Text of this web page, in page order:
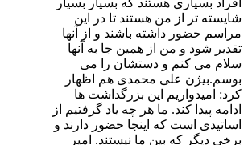
شایسته تر از من هستند تا در این
مراسم حضور داشته باشند و از آنها
تقدیر شود و من از همین جا به آنها
سلام می کنم و دستشان را می
بوسم.بیژن علی محمدی هم اظهار
کرد: امیدواریم این بزرگداشت ها
ادامه پیدا کند. ما هر چه یاد گرفتیم از
اساتیدی است که اینجا حضور دارند و
برخی دیگر که بین ما نیستند. امیر